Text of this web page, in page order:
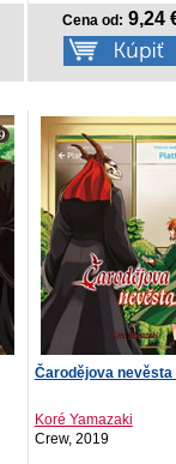
Cena od: 9,24
Čarodějova nevěsta
Koré Yamazaki
Crew, 2019